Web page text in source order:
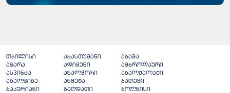
თბილისი აბასთუმანი
აბაშა
აგარა
ადიგენი
ამბროლაური
ასპინძა
ახალგორი
ახალქალაქი
ახალციხე
ახმეტა
ბათუმი
ბაკურიანი
ბაღდათი
ბოლნისი